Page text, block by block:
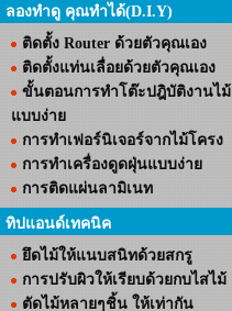
ลองทำดู คุณทำได้(D.I.Y)
ติดตั้ง Router ด้วยตัวคุณเอง
ติดตั้งแท่นเลื่อยด้วยตัวคุณเอง
ขั้นตอนการทำโต๊ะปฎิบัติงานไม้
แบบง่าย
การทำเฟอร์นิเจอร์จากไม้โครง
การทำเครื่องดูดฝุ่นแบบง่าย
การติดแผ่นลามิเนท
ทิปแอนด์เทคนิค
ยึดไม้ให้แนบสนิทด้วยสกรู
การปรับผิวให้เรียบด้วยกบไสไม้
ตัดไม้หลายๆชิ้น ให้เท่ากัน